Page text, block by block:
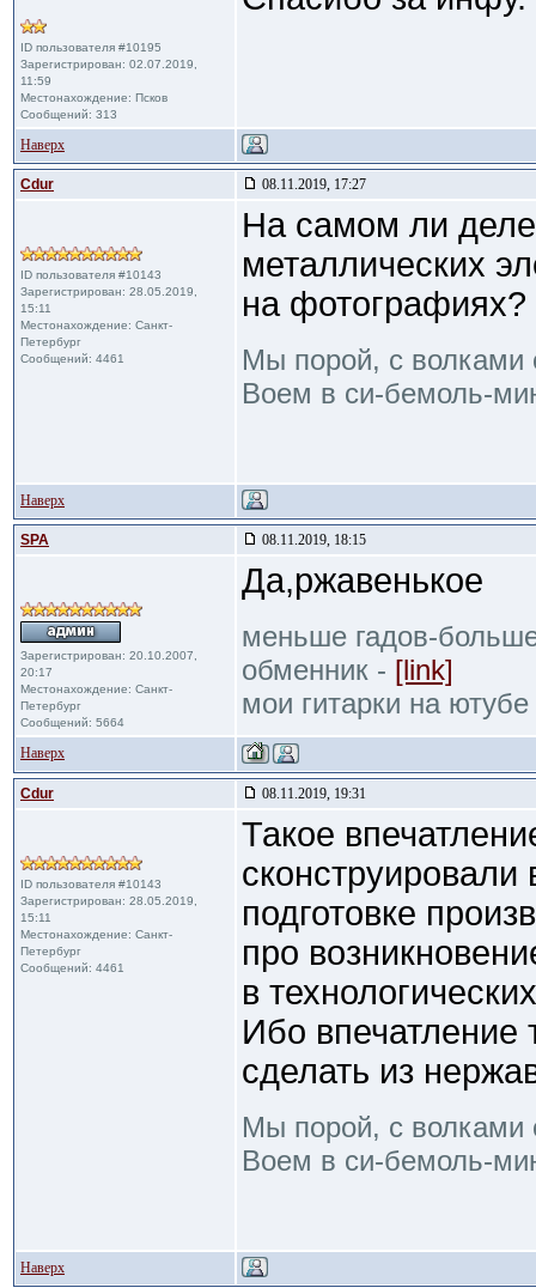
ID пользователя #10195
Зарегистрирован: 02.07.2019,
11:59
Местонахождение: Псков
Сообщений: 313
Наверх
Cdur 08.11.2019, 17:27
ID пользователя #10143
Зарегистрирован: 28.05.2019,
15:11
Местонахождение: Санкт-
Петербург
Сообщений: 4461
На самом ли
металлических
на фотографиях?
Мы порой, с волками
Воем в си-бемоль-
Наверх
SPA 08.11.2019, 18:15
Зарегистрирован: 20.10.2007,
20:17
Местонахождение: Санкт-
Петербург
Сообщений: 5664
Да,ржавенькое
меньше гадов-
обменник - [link]
мои гитарки на
Наверх
Cdur 08.11.2019, 19:31
ID пользователя #10143
Зарегистрирован: 28.05.2019,
15:11
Местонахождение: Санкт-
Петербург
Сообщений: 4461
Такое
подготовке
про
в
Ибо впечатление
сделать из
Мы порой, с волками
Воем в си-бемоль-
Наверх